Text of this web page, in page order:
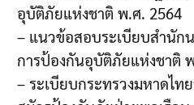
อุบัติภัยแห่งชาติ พ.ศ. 2564
– แนวข้อสอบระเบียบสำนัก
การป้องกันอุบัติภัยแห่งชาติ
– ระเบียบกระทรวงมหาดไท